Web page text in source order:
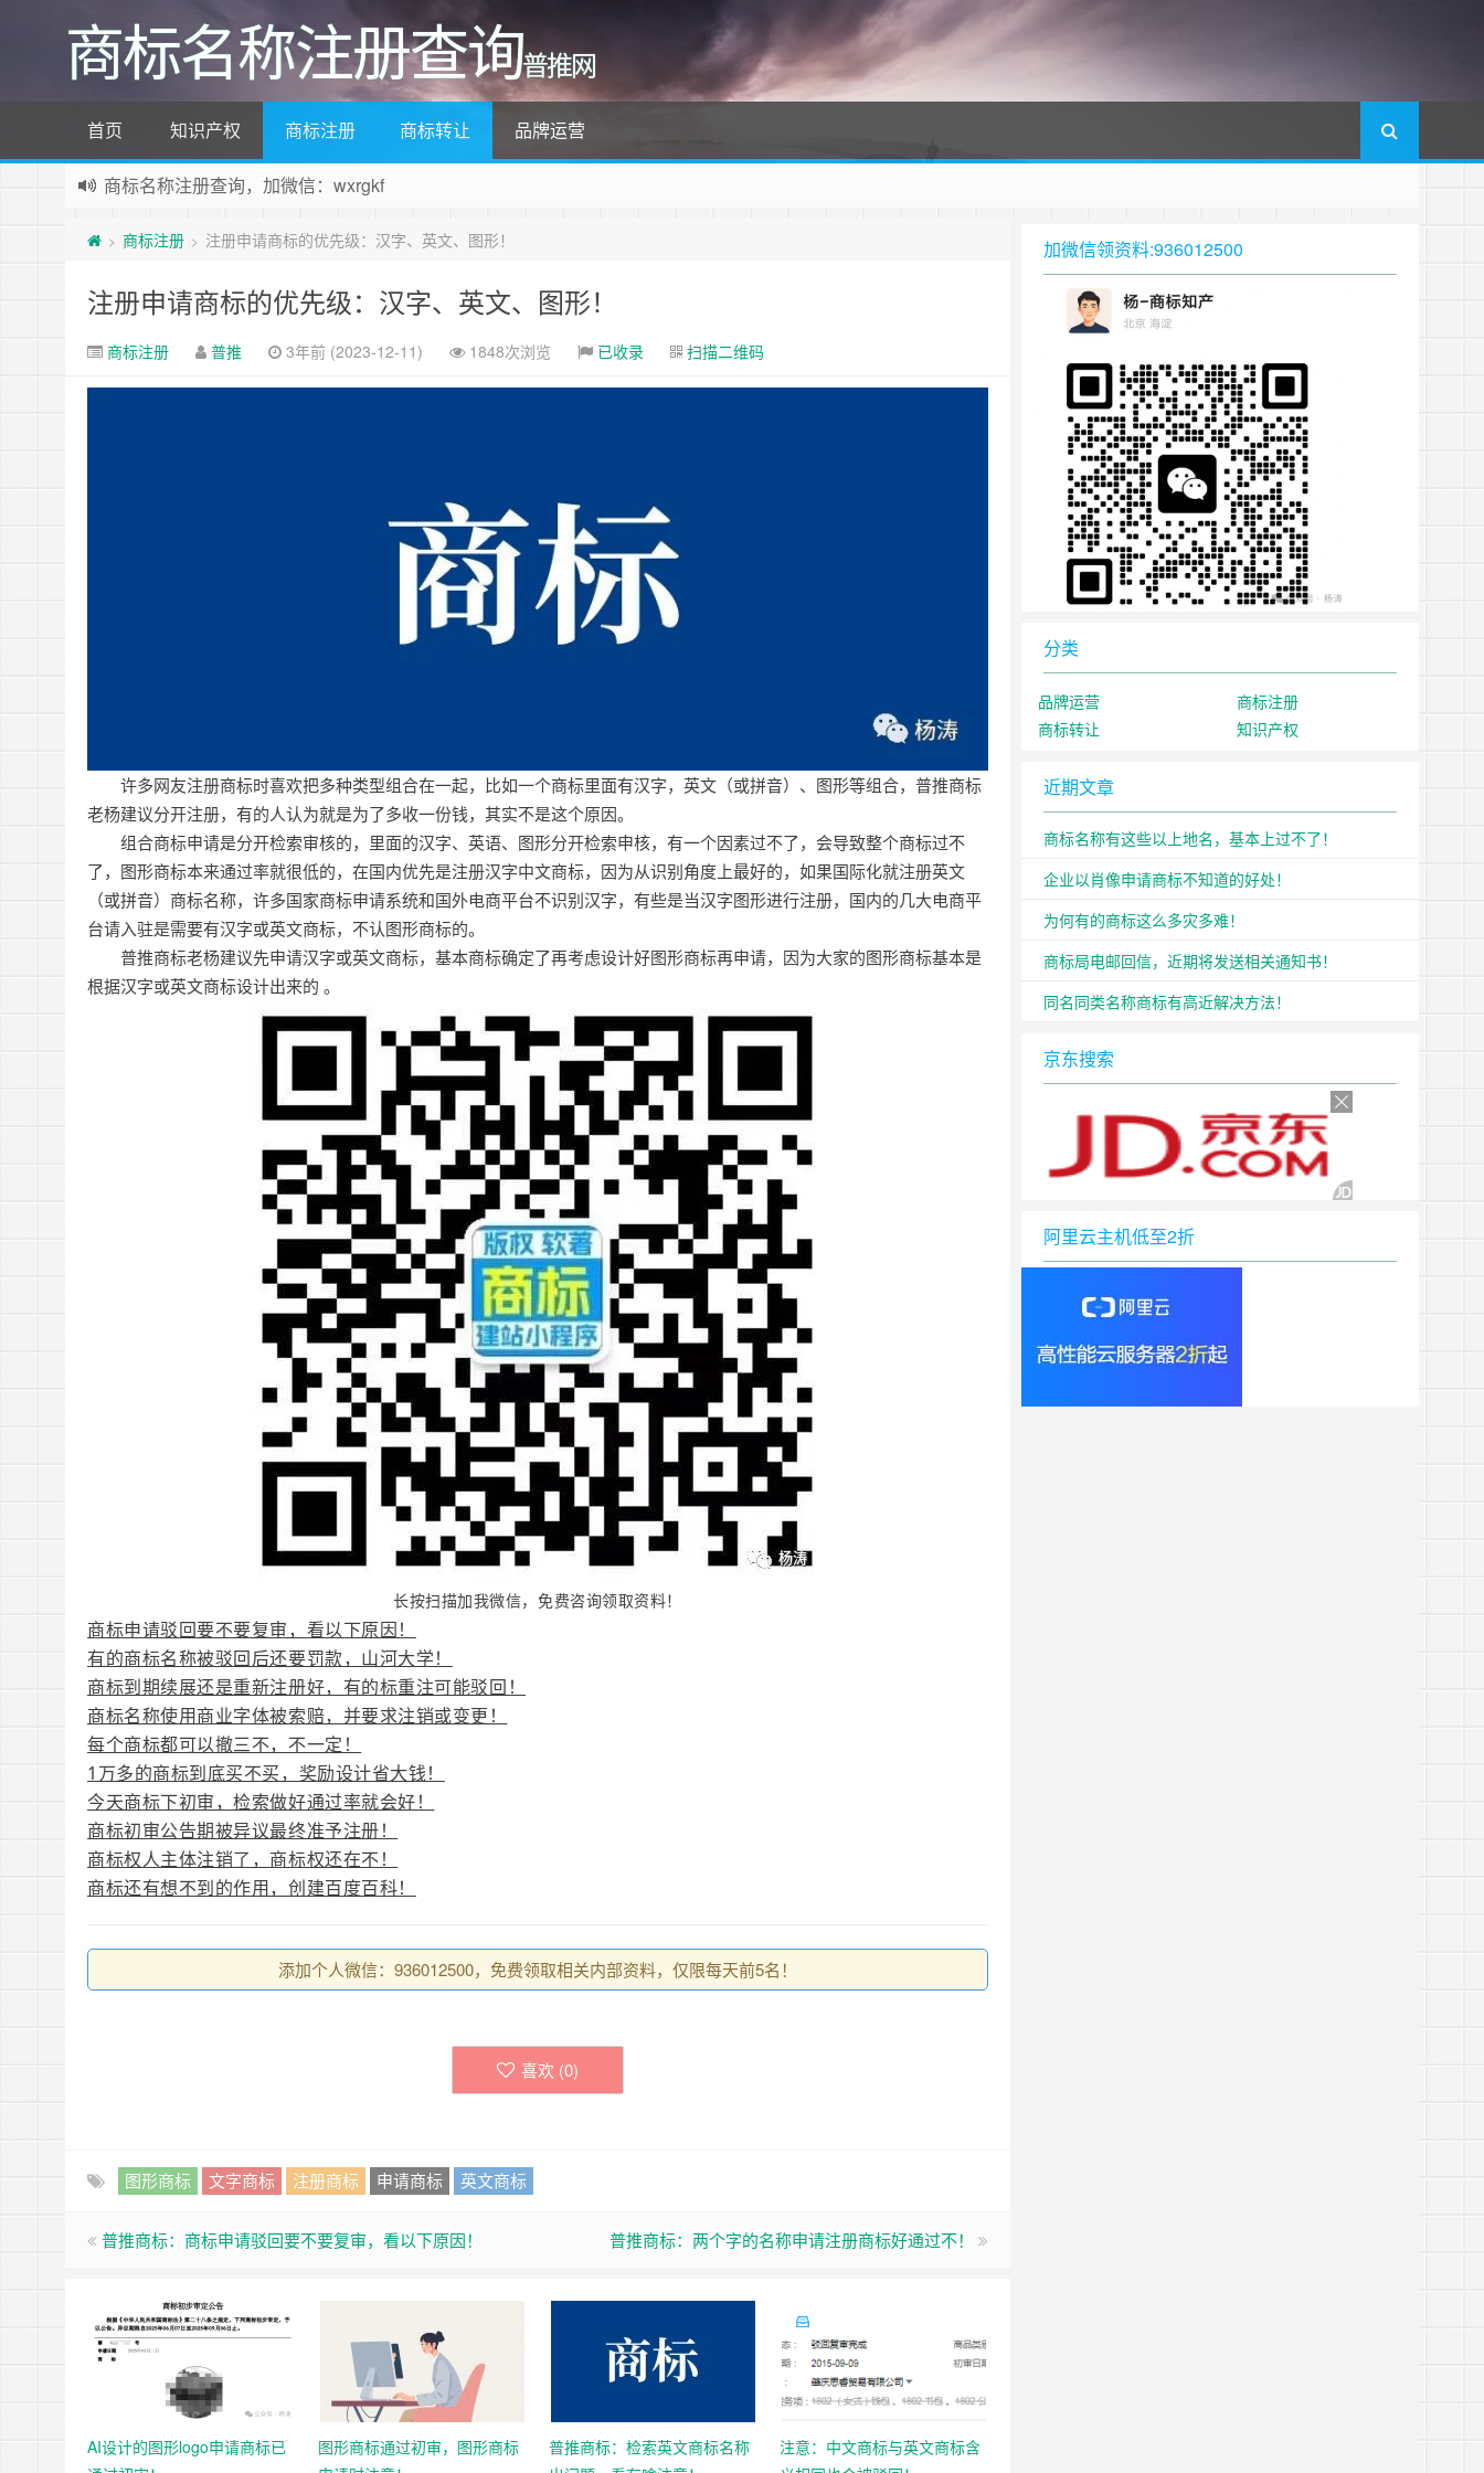
商标名称注册查询普推网
首页 知识产权 商标注册 商标转让 品牌运营
商标名称注册查询，加微信：wxrgkf
> 商标注册 > 注册申请商标的优先级：汉字、英文、图形！
注册申请商标的优先级：汉字、英文、图形！
商标注册 普推 3年前 (2023-12-11) 1848次浏览 已收录 扫描二维码
许多网友注册商标时喜欢把多种类型组合在一起，比如一个商标里面有汉字，英文（或拼音）、图形等组合，普推商标
老杨建议分开注册，有的人认为就是为了多收一份钱，其实不是这个原因。
组合商标申请是分开检索审核的，里面的汉字、英语、图形分开检索申核，有一个因素过不了，会导致整个商标过不
了，图形商标本来通过率就很低的，在国内优先是注册汉字中文商标，因为从识别角度上最好的，如果国际化就注册英文
（或拼音）商标名称，许多国家商标申请系统和国外电商平台不识别汉字，有些是当汉字图形进行注册，国内的几大电商平
台请入驻是需要有汉字或英文商标，不认图形商标的。
普推商标老杨建议先申请汉字或英文商标，基本商标确定了再考虑设计好图形商标再申请，因为大家的图形商标基本是
根据汉字或英文商标设计出来的 。
长按扫描加我微信，免费咨询领取资料！
商标申请驳回要不要复审，看以下原因！
有的商标名称被驳回后还要罚款，山河大学！
商标到期续展还是重新注册好，有的标重注可能驳回！
商标名称使用商业字体被索赔，并要求注销或变更！
每个商标都可以撤三不，不一定！
1万多的商标到底买不买，奖励设计省大钱！
今天商标下初审，检索做好通过率就会好！
商标初审公告期被异议最终准予注册！
商标权人主体注销了，商标权还在不！
商标还有想不到的作用，创建百度百科！
添加个人微信：936012500，免费领取相关内部资料，仅限每天前5名！
喜欢 (0)
图形商标 文字商标 注册商标 申请商标 英文商标
普推商标：商标申请驳回要不要复审，看以下原因！ 普推商标：两个字的名称申请注册商标好通过不！
AI设计的图形logo申请商标已
图形商标通过初审，图形商标
普推商标：检索英文商标名称
注意：中文商标与英文商标含
加微信领资料:936012500
分类
品牌运营
商标注册
商标转让
知识产权
近期文章
商标名称有这些以上地名，基本上过不了！
企业以肖像申请商标不知道的好处！
为何有的商标这么多灾多难！
商标局电邮回信，近期将发送相关通知书！
同名同类名称商标有高近解决方法！
京东搜索
阿里云主机低至2折